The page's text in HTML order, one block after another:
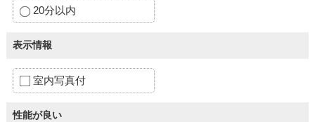
20分以内
表示情報
室内写真付
性能が良い